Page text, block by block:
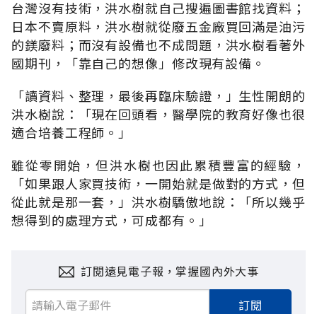
台灣沒有技術，洪水樹就自己搜遍圖書館找資料；
日本不賣原料，洪水樹就從廢五金廠買回滿是油污
的鎂廢料；而沒有設備也不成問題，洪水樹看著外
國期刊，「靠自己的想像」修改現有設備。
「讀資料、整理，最後再臨床驗證，」生性開朗的
洪水樹說：「現在回頭看，醫學院的教育好像也很
適合培養工程師。」
雖從零開始，但洪水樹也因此累積豐富的經驗，
「如果跟人家買技術，一開始就是做對的方式，但
從此就是那一套，」洪水樹驕傲地說：「所以幾乎
想得到的處理方式，可成都有。」
訂閱遠見電子報，掌握國內外大事
訂閱